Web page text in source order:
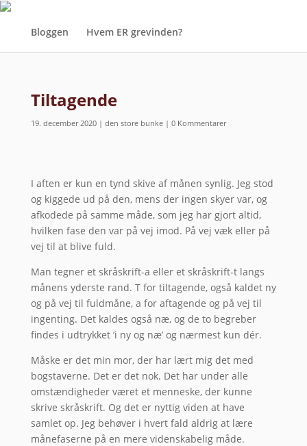
Bloggen Hvem ER grevinden?
Tiltagende
19. december 2020| den store bunke| 0 Kommentarer
I aften er kun en tynd skive af månen synlig. Jeg stod
og kiggede ud på den, mens der ingen skyer var, og
afkodede på samme måde, som jeg har gjort altid,
hvilken fase den var på vej imod. På vej væk eller på
vej til at blive fuld.
Man tegner et skråskrift-a eller et skråskrift-t langs
månens yderste rand. T for tiltagende, også kaldet ny
og på vej til fuldmåne, a for aftagende og på vej til
ingenting. Det kaldes også næ, og de to begreber
findes i udtrykket ’i ny og næ’ og nærmest kun dér.
Måske er det min mor, der har lært mig det med
bogstaverne. Det er det nok. Det har under alle
omstændigheder været et menneske, der kunne
skrive skråskrift. Og det er nyttig viden at have
samlet op. Jeg behøver i hvert fald aldrig at lære
månefaserne på en mere videnskabelig måde.